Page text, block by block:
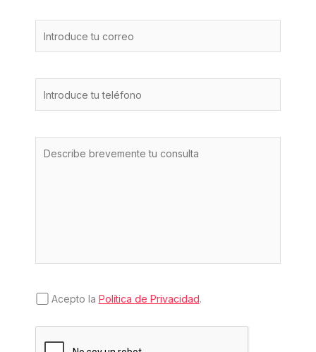
Acepto la Política de Privacidad.